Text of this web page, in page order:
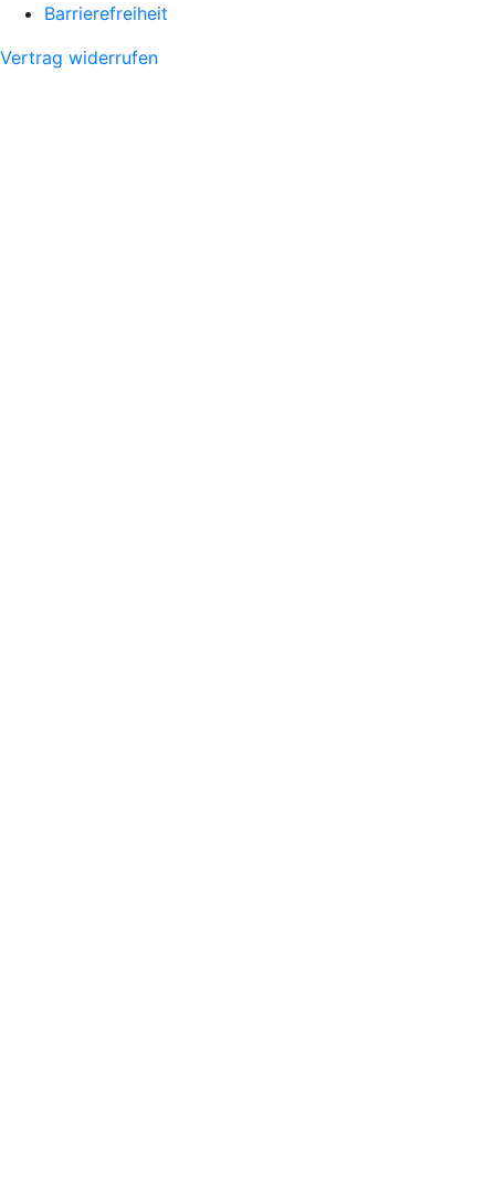
Barrierefreiheit
Vertrag widerrufen